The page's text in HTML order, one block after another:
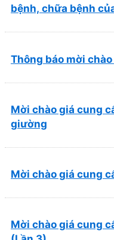
bệnh, chữa bệnh
Thông báo mời
Mời chào giá cung
giường
Mời chào giá cung
Mời chào giá cung